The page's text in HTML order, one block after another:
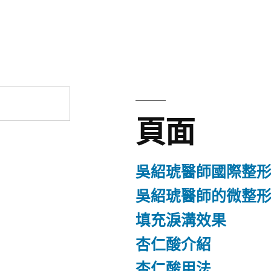
頁面
吳紹琥醫師國際整
吳紹琥醫師的微整
填充淚溝效果
杏仁酸介紹